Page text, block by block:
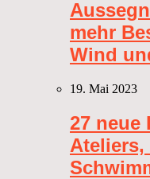
mehr
Wind
19. Mai 2023
27 neue
Ateliers,